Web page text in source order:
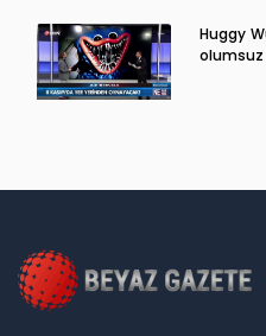
Huggy